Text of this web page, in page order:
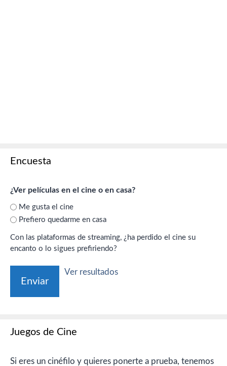
Encuesta
¿Ver películas en el cine o en casa?
Me gusta el cine
Prefiero quedarme en casa
Con las plataformas de streaming, ¿ha perdido el cine su
encanto o lo sigues prefiriendo?
Ver resultados
Juegos de Cine
Si eres un cinéfilo y quieres ponerte a prueba, tenemos